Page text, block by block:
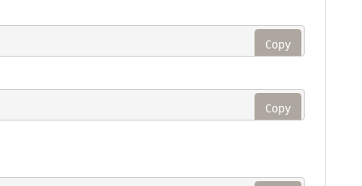
Copy
Copy